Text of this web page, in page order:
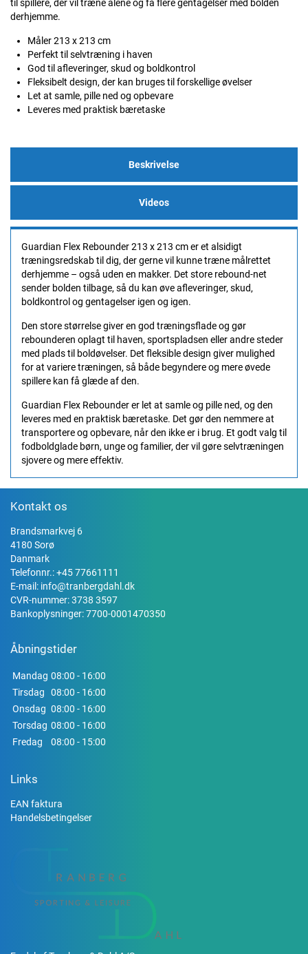
til spillere, der vil træne alene og få flere gentagelser med bolden
derhjemme.
Måler 213 x 213 cm
Perfekt til selvtræning i haven
God til afleveringer, skud og boldkontrol
Fleksibelt design, der kan bruges til forskellige øvelser
Let at samle, pille ned og opbevare
Leveres med praktisk bæretaske
Beskrivelse
Videos
Guardian Flex Rebounder 213 x 213 cm er et alsidigt
træningsredskab til dig, der gerne vil kunne træne målrettet
derhjemme – også uden en makker. Det store rebound-net
sender bolden tilbage, så du kan øve afleveringer, skud,
boldkontrol og gentagelser igen og igen.
Den store størrelse giver en god træningsflade og gør
rebounderen oplagt til haven, sportspladsen eller andre steder
med plads til boldøvelser. Det fleksible design giver mulighed
for at variere træningen, så både begyndere og mere øvede
spillere kan få glæde af den.
Guardian Flex Rebounder er let at samle og pille ned, og den
leveres med en praktisk bæretaske. Det gør den nemmere at
transportere og opbevare, når den ikke er i brug. Et godt valg til
fodboldglade børn, unge og familier, der vil gøre selvtræningen
sjovere og mere effektiv.
Kontakt os
Brandsmarkvej 6
4180 Sorø
Danmark
Telefonnr.:+45 77661111
E-mail: info@tranbergdahl.dk
CVR-nummer: 3738 3597
Bankoplysninger: 7700-0001470350
Åbningstider
Mandag 08:00 - 16:00
Tirsdag
08:00 - 16:00
Onsdag 08:00 - 16:00
Torsdag 08:00 - 16:00
Fredag
08:00 - 15:00
Links
EAN faktura
Handelsbetingelser